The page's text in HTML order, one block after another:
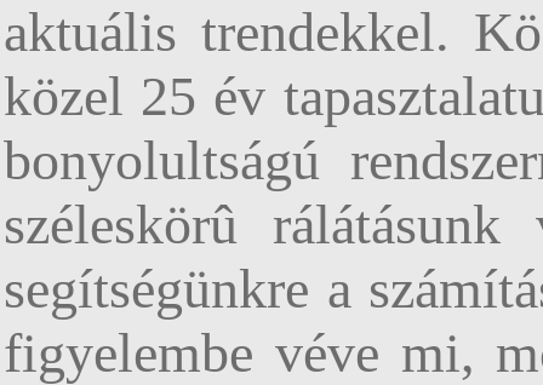
aktuális trendekkel.
közel 25 év
bonyolultságú
széleskörû
segítségünkre a
figyelembe véve mi,